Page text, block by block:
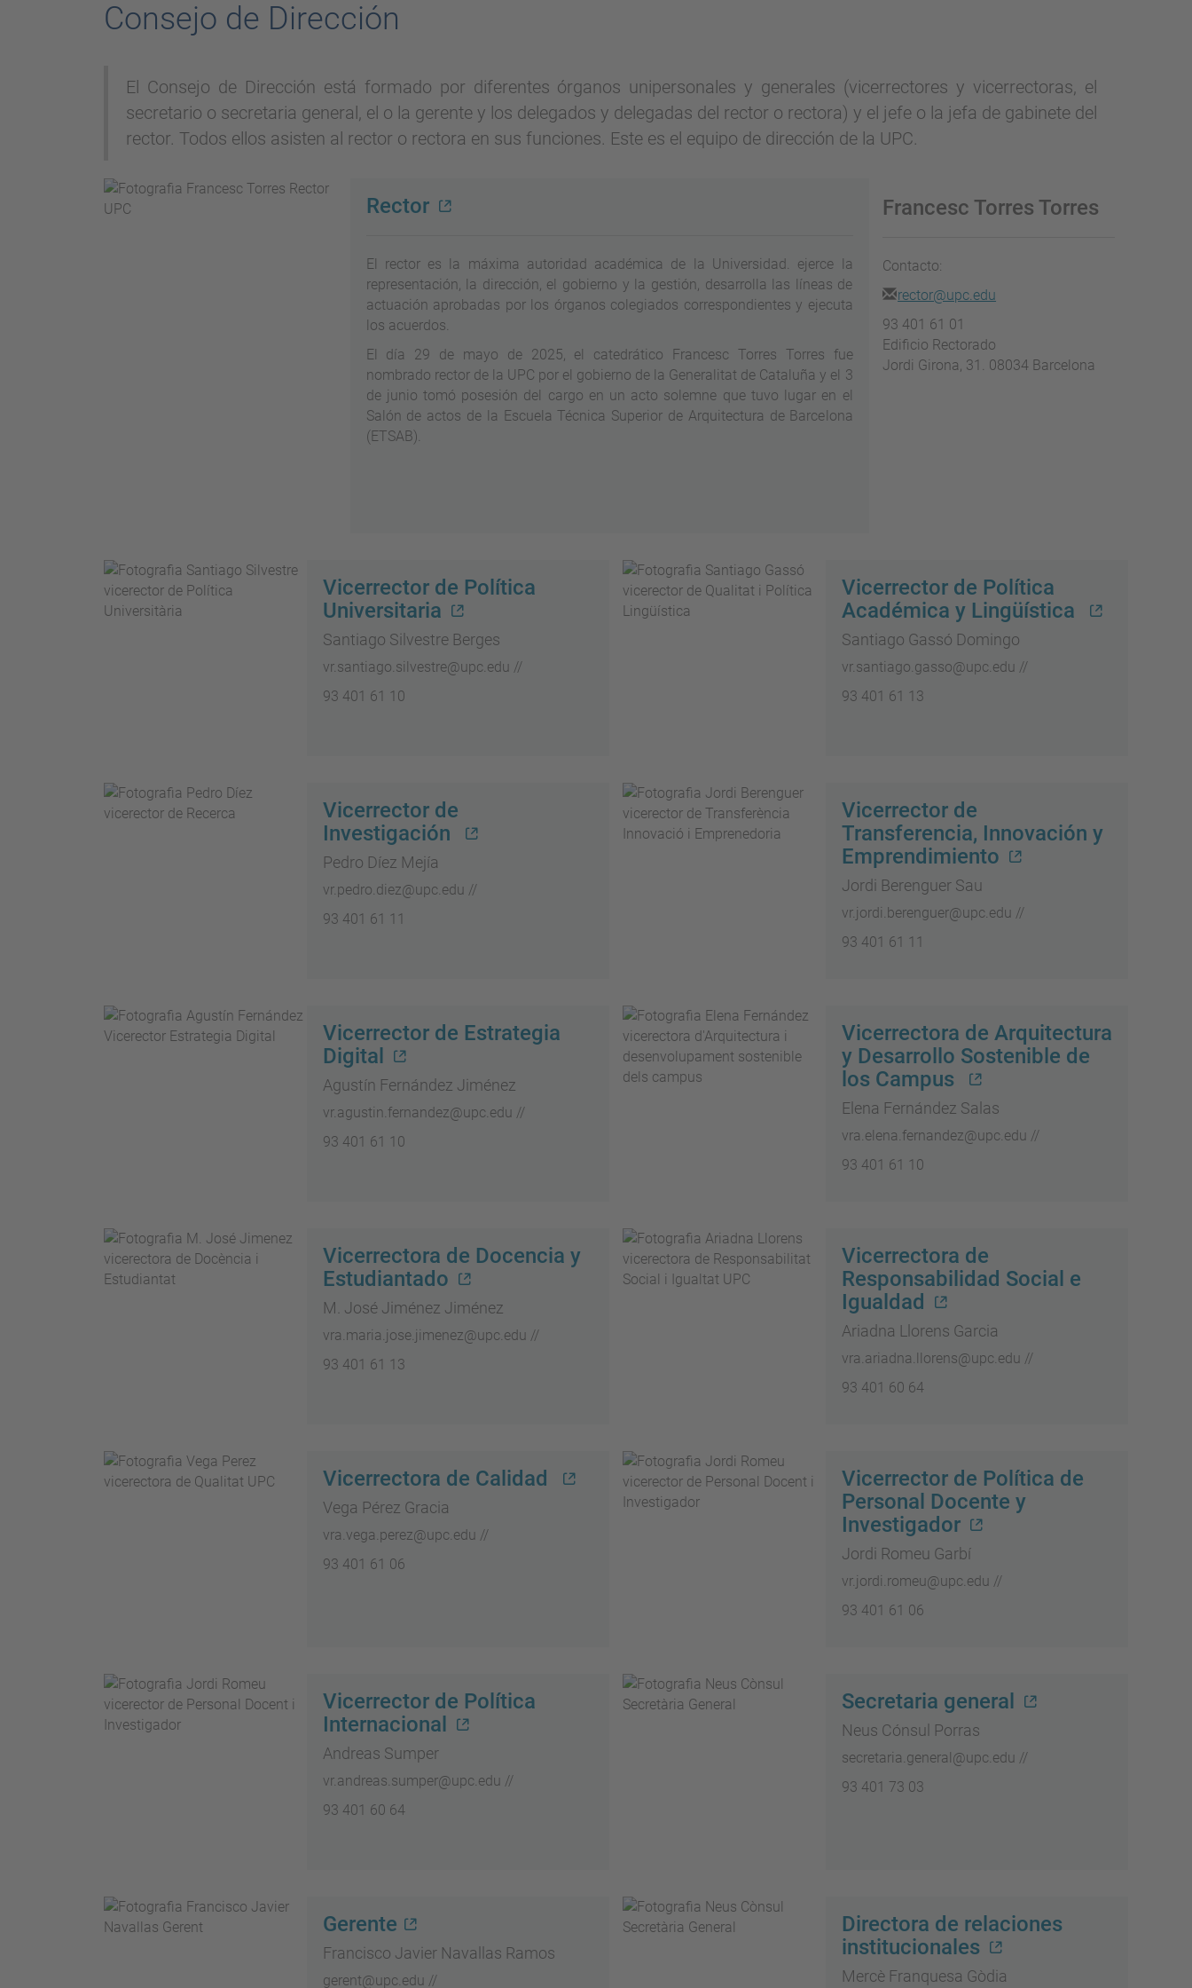
Consejo de Dirección
El Consejo de Dirección está formado por diferentes órganos unipersonales y generales (vicerrectores y vicerrectoras, el
secretario o secretaria general, el o la gerente y los delegados y delegadas del rector o rectora) y el jefe o la jefa de gabinete del
rector. Todos ellos asisten al rector o rectora en sus funciones. Este es el equipo de dirección de la UPC.
Rector
El rector es la máxima autoridad académica de la Universidad. ejerce la
representación, la dirección, el gobierno y la gestión, desarrolla las líneas de
actuación aprobadas por los órganos colegiados correspondientes y ejecuta
los acuerdos.
El día 29 de mayo de 2025, el catedrático Francesc Torres Torres fue
nombrado rector de la UPC por el gobierno de la Generalitat de Cataluña y el 3
de junio tomó posesión del cargo en un acto solemne que tuvo lugar en el
Salón de actos de la Escuela Técnica Superior de Arquitectura de Barcelona
(ETSAB).
Francesc Torres Torres
Contacto:
rector@upc.edu
93 401 61 01
Edificio Rectorado
Jordi Girona, 31. 08034 Barcelona
Vicerrector de Política
Universitaria
Santiago Silvestre Berges
vr.santiago.silvestre@upc.edu //
93 401 61 10
Vicerrector de Política
Académica y Lingüística
Santiago Gassó Domingo
vr.santiago.gasso@upc.edu //
93 401 61 13
Vicerrector de
Investigación
Pedro Díez Mejía
vr.pedro.diez@upc.edu //
93 401 61 11
Vicerrector de
Transferencia, Innovación y
Emprendimiento
Jordi Berenguer Sau
vr.jordi.berenguer@upc.edu //
93 401 61 11
Vicerrector de Estrategia
Digital
Agustín Fernández Jiménez
vr.agustin.fernandez@upc.edu //
93 401 61 10
Vicerrectora de Arquitectura
y Desarrollo Sostenible de
los Campus
Elena Fernández Salas
vra.elena.fernandez@upc.edu //
93 401 61 10
Vicerrectora de Docencia y
Estudiantado
M. José Jiménez Jiménez
vra.maria.jose.jimenez@upc.edu //
93 401 61 13
Vicerrectora de
Responsabilidad Social e
Igualdad
Ariadna Llorens Garcia
vra.ariadna.llorens@upc.edu //
93 401 60 64
Vicerrectora de Calidad
Vega Pérez Gracia
vra.vega.perez@upc.edu //
93 401 61 06
Vicerrector de Política de
Personal Docente y
Investigador
Jordi Romeu Garbí
vr.jordi.romeu@upc.edu //
93 401 61 06
Vicerrector de Política
Internacional
Andreas Sumper
vr.andreas.sumper@upc.edu //
93 401 60 64
Secretaria general
Neus Cónsul Porras
secretaria.general@upc.edu //
93 401 73 03
Gerente
Francisco Javier Navallas Ramos
gerent@upc.edu //
Directora de relaciones
institucionales
Mercè Franquesa Gòdia